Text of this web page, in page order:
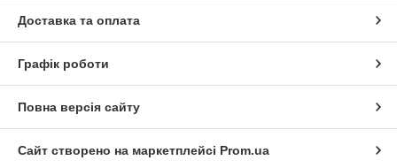
Доставка та оплата
Графік роботи
Повна версія сайту
Сайт створено на маркетплейсі Prom.ua